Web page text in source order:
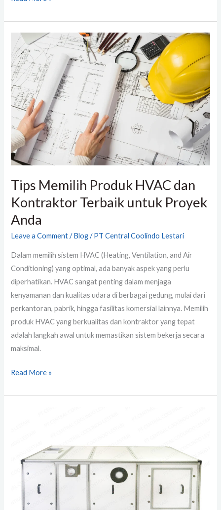
Tips Memilih Produk HVAC dan
Kontraktor Terbaik untuk Proyek
Anda
Leave a Comment /Blog/PT Central Coolindo Lestari
Dalam memilih sistem HVAC (Heating, Ventilation, and Air
Conditioning) yang optimal, ada banyak aspek yang perlu
diperhatikan. HVAC sangat penting dalam menjaga
kenyamanan dan kualitas udara di berbagai gedung, mulai dari
perkantoran, pabrik, hingga fasilitas komersial lainnya. Memilih
produk HVAC yang berkualitas dan kontraktor yang tepat
adalah langkah awal untuk memastikan sistem bekerja secara
maksimal.
Tips
Memilih
Produk
HVAC
dan
Kontraktor
Terbaik
untuk
Proyek
Anda
Read More »
Handling
Unit
(AHU)